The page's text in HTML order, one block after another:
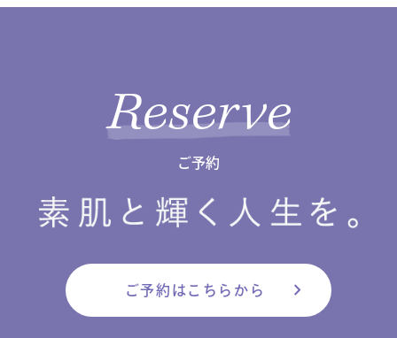
Reserve
ご予約
ご予約はこちらから chevron_right